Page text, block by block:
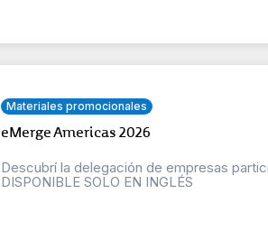
Materiales promocionales
eMerge Americas 2026
Descubrí la delegación de empresas
DISPONIBLE SOLO EN INGLÉS